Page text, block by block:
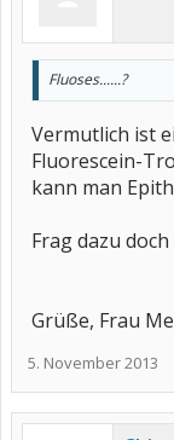
Fluoses......?
Vermutlich ist
Fluorescein-
kann man
Frag dazu
Grüße, Frau
5. November 2013